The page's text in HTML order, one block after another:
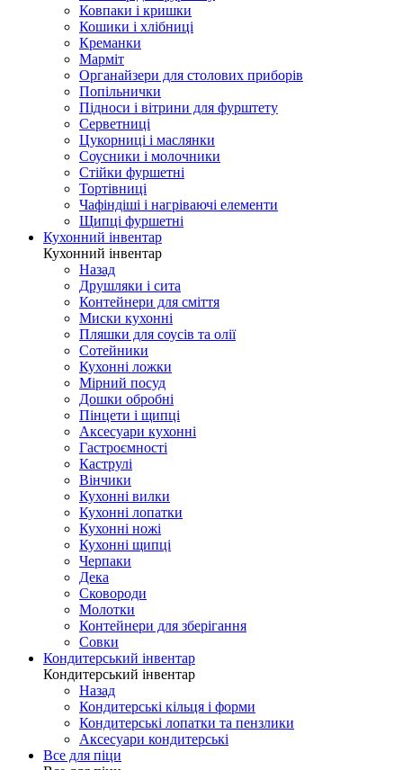
Ковпаки і кришки
Кошики і хлібниці
Креманки
Марміт
Органайзери для столових приборів
Попільнички
Підноси і вітрини для фурштету
Серветниці
Цукорниці і маслянки
Соусники і молочники
Стійки фуршетні
Тортівниці
Чафіндіші і нагріваючі елементи
Щипці фуршетні
Кухонний інвентар
Кухонний інвентар
Назад
Друшляки і сита
Контейнери для сміття
Миски кухонні
Пляшки для соусів та олії
Сотейники
Кухонні ложки
Мірний посуд
Дошки обробні
Пінцети і щипці
Аксесуари кухонні
Гастроємності
Каструлі
Вінчики
Кухонні вилки
Кухонні лопатки
Кухонні ножі
Кухонні щипці
Черпаки
Дека
Сковороди
Молотки
Контейнери для зберігання
Совки
Кондитерський інвентар
Кондитерський інвентар
Назад
Кондитерські кільця і форми
Кондитерські лопатки та пензлики
Аксесуари кондитерські
Все для піци